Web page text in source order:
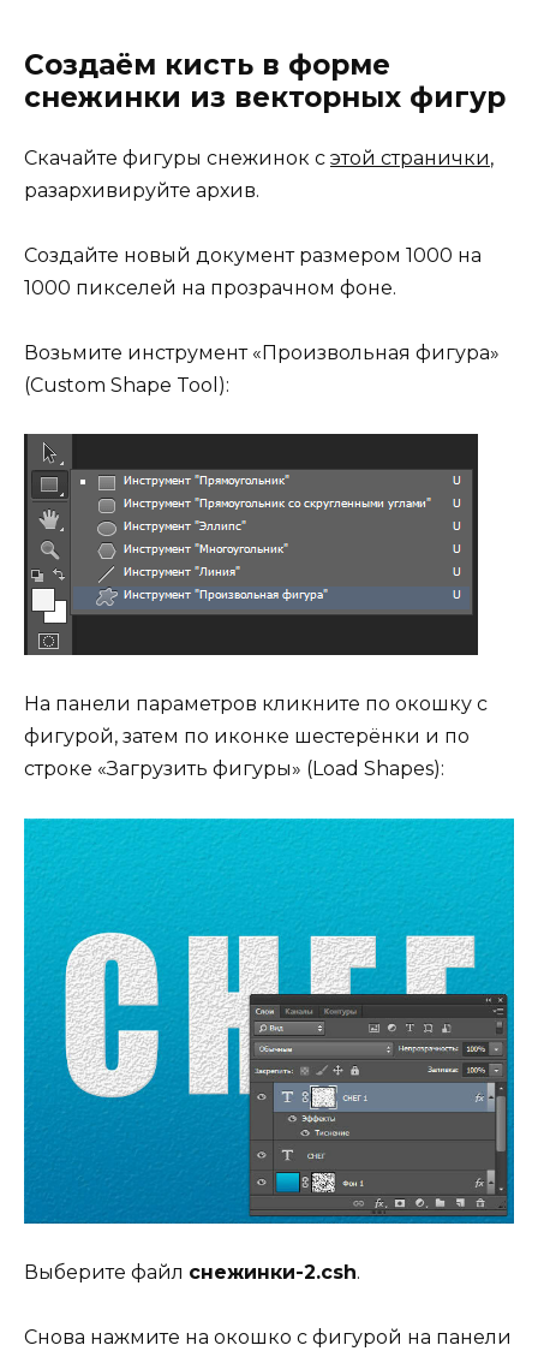
Создаём кисть в форме
снежинки из векторных фигур
Скачайте фигуры снежинок с этой странички,
разархивируйте архив.
Создайте новый документ размером 1000 на
1000 пикселей на прозрачном фоне.
Возьмите инструмент «Произвольная фигура»
(Custom Shape Tool):
На панели параметров кликните по окошку с
фигурой, затем по иконке шестерёнки и по
строке «Загрузить фигуры» (Load Shapes):
Выберите файл снежинки-2.csh.
Снова нажмите на окошко с фигурой на панели